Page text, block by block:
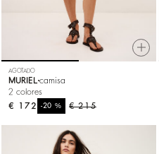
AGOTADO
MURIEL camisa
2 colores
€ 215
-20%
€ 172